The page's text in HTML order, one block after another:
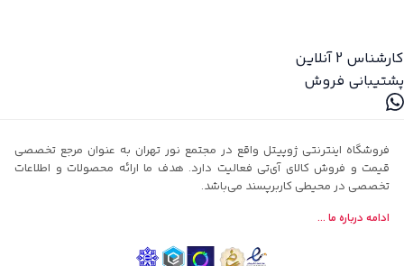
کارشناس 2
آنلاین
پشتیبانی فروش
فروشگاه اینترنتی ژوپیتل واقع در مجتمع نور تهران به عنوان مرجع تخصصی
قیمت و فروش کالای آی‌تی فعالیت دارد. هدف ما ارائه محصولات و اطلاعات
تخصصی در محیطی کاربرپسند می‌باشد.
ادامه درباره ما ...